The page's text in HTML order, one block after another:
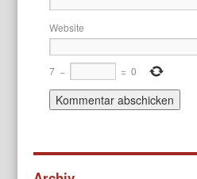
Website
7 − = 0